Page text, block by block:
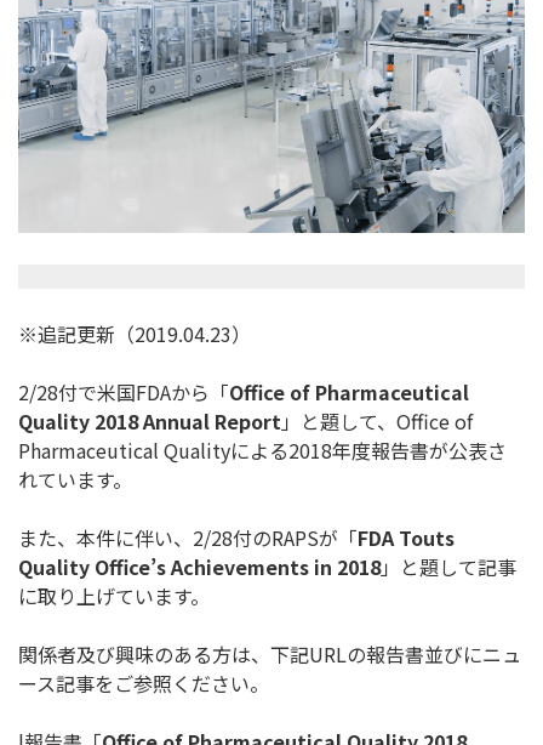
※追記更新（2019.04.23）
2/28付で米国FDAから「Office of Pharmaceutical
Quality 2018 Annual Report」と題して、Office of
Pharmaceutical Qualityによる2018年度報告書が公表さ
れています。
また、本件に伴い、2/28付のRAPSが「FDA Touts
Quality Office’s Achievements in 2018」と題して記事
に取り上げています。
関係者及び興味のある方は、下記URLの報告書並びにニュ
ース記事をご参照ください。